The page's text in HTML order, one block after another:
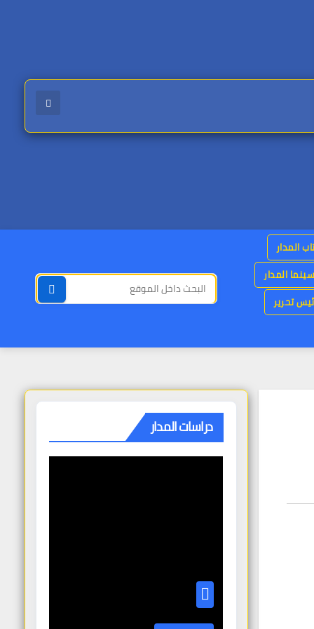
المدار
سينما المدار
تحرير
دراسات المدار